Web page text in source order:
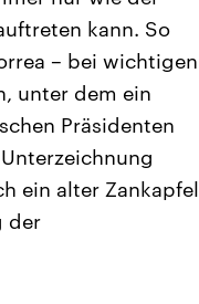
kann. So
– bei wichtigen
unter dem ein
Präsidenten
ein alter Zankapfel
der